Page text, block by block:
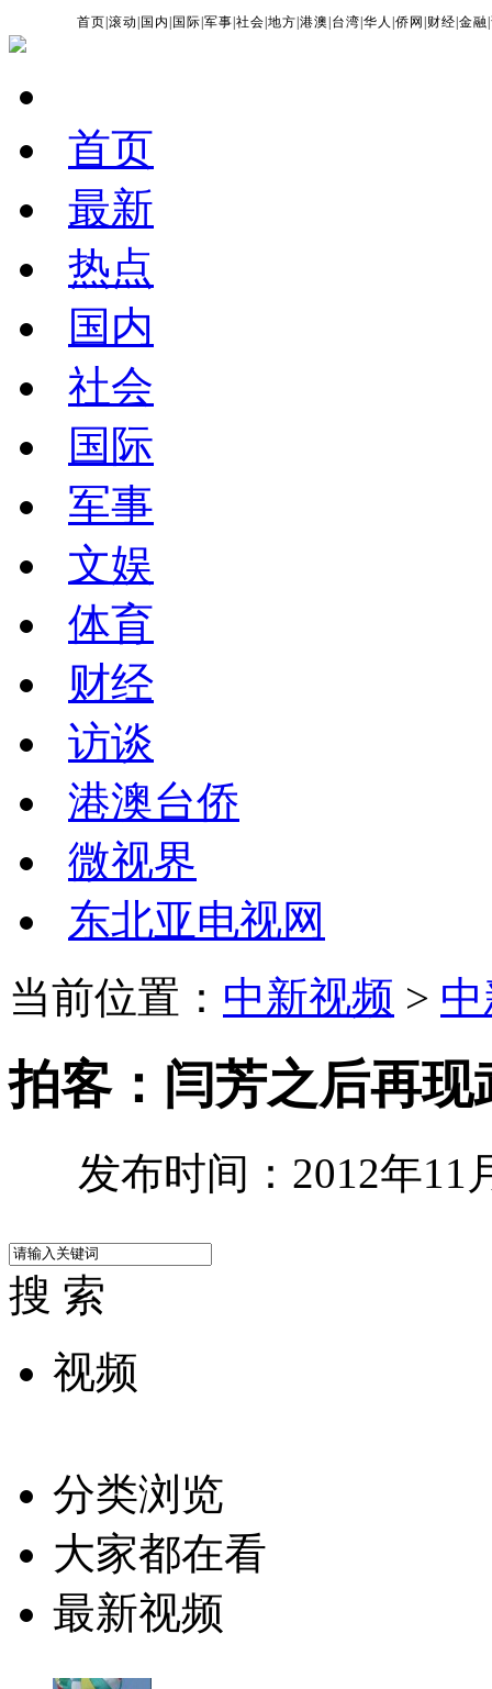
首页 |滚动 国内 国际 |军事 |社会 |地方 |港澳 台湾 |华人 |侨网 财经 |金融 |
首页
最新
热点
国内
社会
国际
军事
文娱
体育
财经
访谈
港澳台侨
微视界
东北亚电视网
当前位置： 中新视频 >
拍客：闫芳之后再现
发布时间：2012年11
搜 索
视频
分类浏览
大家都在看
最新视频